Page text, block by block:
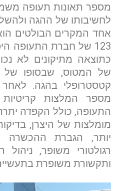
מספר תאונות תעופה
לחשיבותו של ההגה
אחד המקרים הבולטים
כתוצאה מתיקונים לא
של המטוס, שבסופו של
קטסטרופלי בהגה. לאחר
מספר המלצות
התעופה, כולל הקפדה
מומלצות של היצרן,
יותר, הגברת ההכשרה
רגולטורי משופר, ניהול
ותקשורת משופרת
אם
סימן שאתם
בפרטים